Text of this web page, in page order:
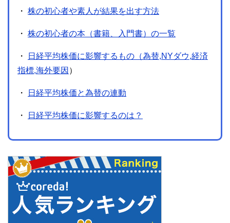
・ 株の初心者や素人が結果を出す方法
・ 株の初心者の本（書籍、入門書）の一覧
・
日経平均株価に影響するもの（為替,NYダウ,経済
指標,海外要因 ）
・ 日経平均株価と為替の連動
・ 日経平均株価に影響するのは？